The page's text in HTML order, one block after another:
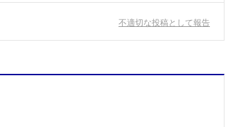
不適切な投稿として報告